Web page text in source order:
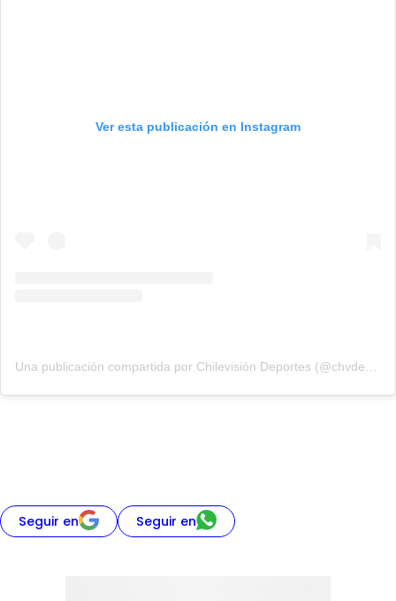
Ver esta publicación en Instagram
Seguir en Seguir en